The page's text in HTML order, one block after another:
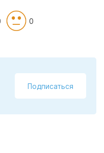
0
Подписаться